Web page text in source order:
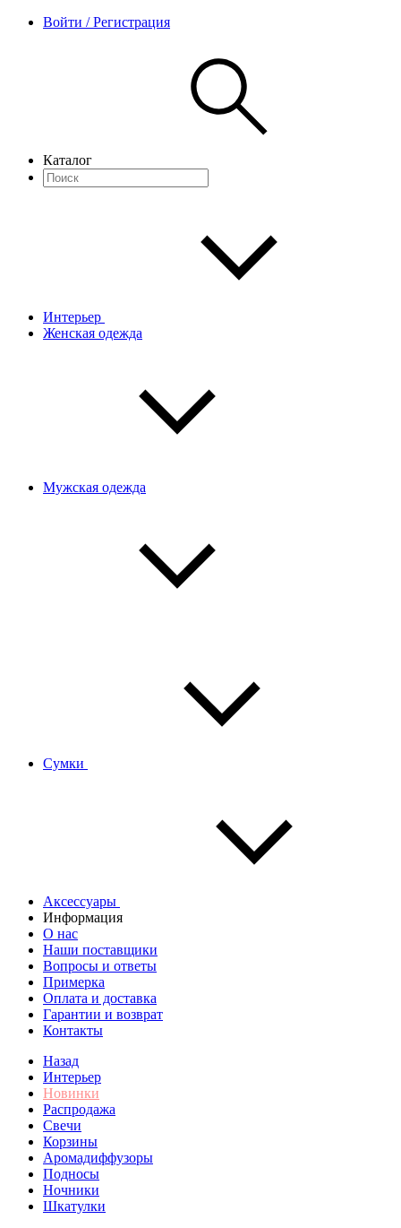
Войти / Регистрация
Каталог
Интерьер
Женская одежда
Мужская одежда
Сумки
Аксессуары
Информация
О нас
Наши поставщики
Вопросы и ответы
Примерка
Оплата и доставка
Гарантии и возврат
Контакты
Назад
Интерьер
Новинки
Распродажа
Свечи
Корзины
Аромадиффузоры
Подносы
Ночники
Шкатулки